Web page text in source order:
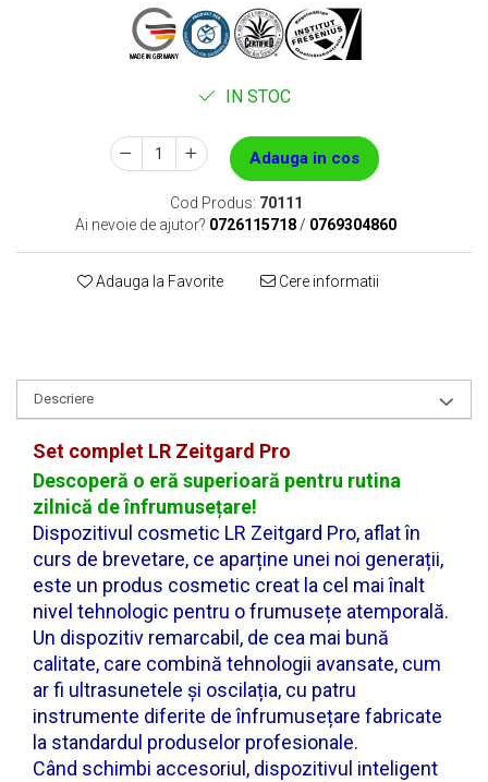
IN STOC
Adauga in cos
Cod Produs: 70111
Ai nevoie de ajutor? 0726115718 / 0769304860
Adauga la Favorite Cere informatii
Descriere
Set complet LR Zeitgard Pro
Descoperă o eră superioară pentru rutina
zilnică de înfrumusețare!
Dispozitivul cosmetic LR Zeitgard Pro, aflat în
curs de brevetare, ce aparține unei noi generații,
este un produs cosmetic creat la cel mai înalt
nivel tehnologic pentru o frumusețe atemporală.
Un dispozitiv remarcabil, de cea mai bună
calitate, care combină tehnologii avansate, cum
ar fi ultrasunetele și oscilația, cu patru
instrumente diferite de înfrumusețare fabricate
la standardul produselor profesionale.
Când schimbi accesoriul, dispozitivul inteligent